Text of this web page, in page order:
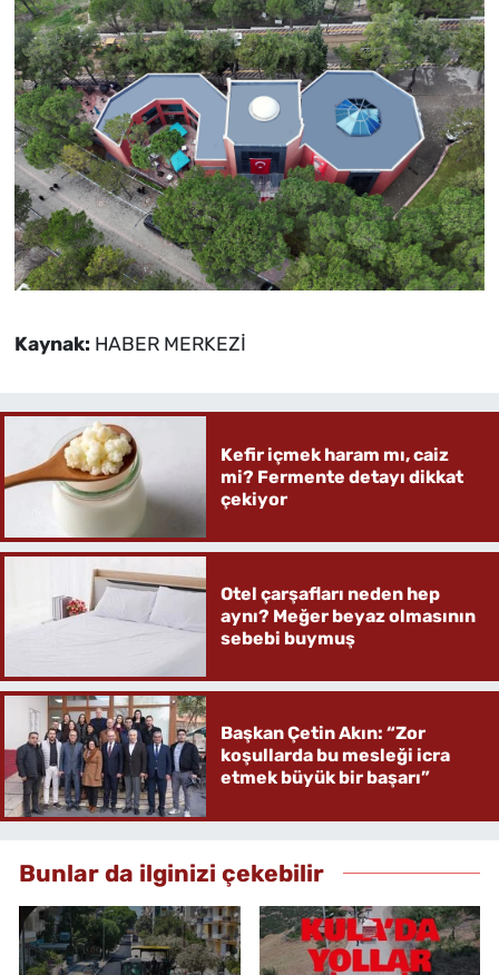
Kaynak: HABER MERKEZİ
Kefir içmek haram mı, caiz
mi? Fermente detayı dikkat
çekiyor
Otel çarşafları neden hep
aynı? Meğer beyaz olmasının
sebebi buymuş
Başkan Çetin Akın: “Zor
koşullarda bu mesleği icra
etmek büyük bir başarı”
Bunlar da ilginizi çekebilir